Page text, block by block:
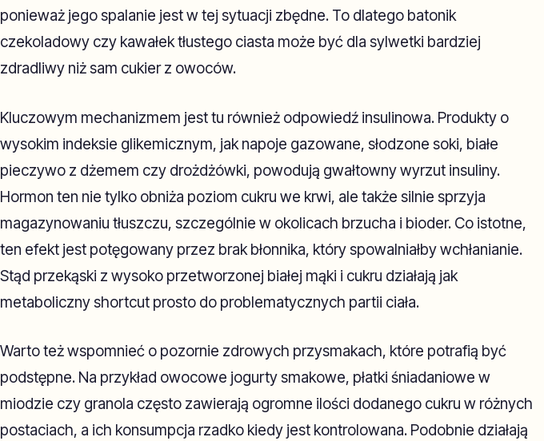
ponieważ jego spalanie jest w tej sytuacji zbędne. To dlatego batonik
czekoladowy czy kawałek tłustego ciasta może być dla sylwetki bardziej
zdradliwy niż sam cukier z owoców.
Kluczowym mechanizmem jest tu również odpowiedź insulinowa. Produkty o
wysokim indeksie glikemicznym, jak napoje gazowane, słodzone soki, białe
pieczywo z dżemem czy drożdżówki, powodują gwałtowny wyrzut insuliny.
Hormon ten nie tylko obniża poziom cukru we krwi, ale także silnie sprzyja
magazynowaniu tłuszczu, szczególnie w okolicach brzucha i bioder. Co istotne,
ten efekt jest potęgowany przez brak błonnika, który spowalniałby wchłanianie.
Stąd przekąski z wysoko przetworzonej białej mąki i cukru działają jak
metaboliczny shortcut prosto do problematycznych partii ciała.
Warto też wspomnieć o pozornie zdrowych przysmakach, które potrafią być
podstępne. Na przykład owocowe jogurty smakowe, płatki śniadaniowe w
miodzie czy granola często zawierają ogromne ilości dodanego cukru w różnych
postaciach, a ich konsumpcja rzadko kiedy jest kontrolowana. Podobnie działają